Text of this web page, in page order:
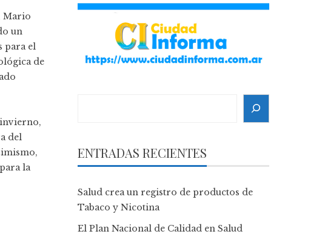
Mario
un
para el
de
del
la
ENTRADAS RECIENTES
Salud crea un registro de productos de
Tabaco y Nicotina
El Plan Nacional de Calidad en Salud